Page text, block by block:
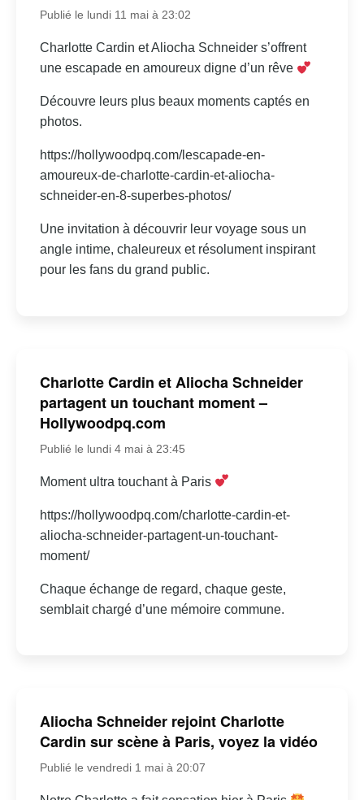
Publié le lundi 11 mai à 23:02
Charlotte Cardin et Aliocha Schneider s’offrent
une escapade en amoureux digne d’un rêve
Découvre leurs plus beaux moments captés en
photos.
https://hollywoodpq.com/lescapade-en-
amoureux-de-charlotte-cardin-et-aliocha-
schneider-en-8-superbes-photos/
Une invitation à découvrir leur voyage sous un
angle intime, chaleureux et résolument inspirant
pour les fans du grand public.
Charlotte Cardin et Aliocha Schneider
partagent un touchant moment –
Hollywoodpq.com
Publié le lundi 4 mai à 23:45
Moment ultra touchant à Paris
https://hollywoodpq.com/charlotte-cardin-et-
aliocha-schneider-partagent-un-touchant-
moment/
Chaque échange de regard, chaque geste,
semblait chargé d’une mémoire commune.
Aliocha Schneider rejoint Charlotte
Cardin sur scène à Paris, voyez la vidéo
Publié le vendredi 1 mai à 20:07